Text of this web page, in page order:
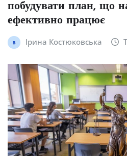
побудувати план, що
ефективно працює
Ірина Костюковська